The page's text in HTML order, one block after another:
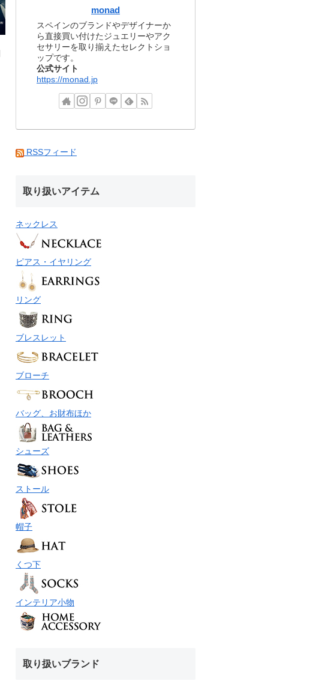
monad
スペインのブランドやデザイナーか
ら直接買い付けたジュエリーやアク
セサリーを取り揃えたセレクトショ
ップです。
公式サイト
https://monad.jp
RSSフィード
取り扱いアイテム
ネックレス
ピアス・イヤリング
リング
ブレスレット
ブローチ
バッグ、お財布ほか
シューズ
ストール
帽子
くつ下
インテリア小物
取り扱いブランド